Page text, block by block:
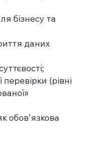
бізнесу та
даних
перевірки (рівні
обов’язкова